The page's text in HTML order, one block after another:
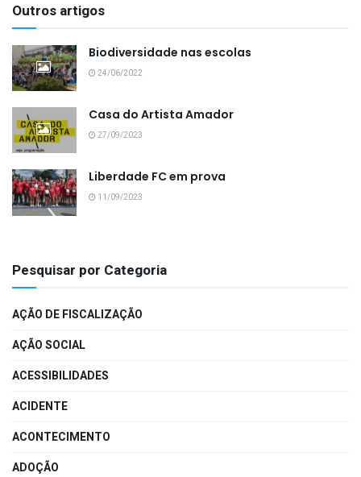
Outros artigos
Biodiversidade nas escolas
24/06/2022
Casa do Artista Amador
27/09/2023
Liberdade FC em prova
11/09/2023
Pesquisar por Categoria
AÇÃO DE FISCALIZAÇÃO
AÇÃO SOCIAL
ACESSIBILIDADES
ACIDENTE
ACONTECIMENTO
ADOÇÃO